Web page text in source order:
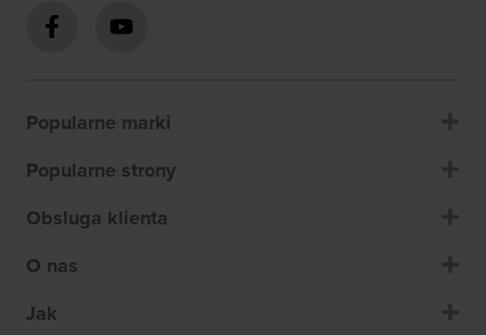
Popularne marki
Popularne strony
Obsluga klienta
O nas
Jak